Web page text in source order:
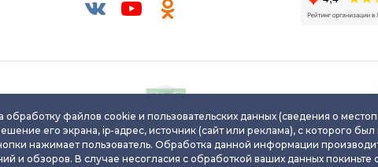
изделия
ювелирного изделия
файлов cookie и пользовательских данных (сведения о
его экрана, ip-адрес, источник (сайт или реклама), с которого был
нажимает пользователь. Обработка данной информации
и обзоров. В случае несогласия с обработкой ваших данных покиньте